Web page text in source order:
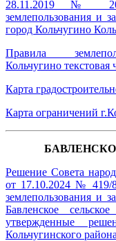
28.11.2019 №
землепользования и
город Кольчугино
Правила
Кольчугино
Карта
Карта ограничений
Решение Совета
от 17.10.2024 № 419/
землепользования и
Бавленское
утвержденные
Кольчугинского